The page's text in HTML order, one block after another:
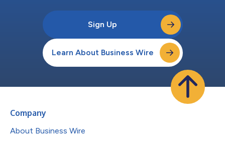
Sign Up
Learn About Business Wire
Company
About Business Wire